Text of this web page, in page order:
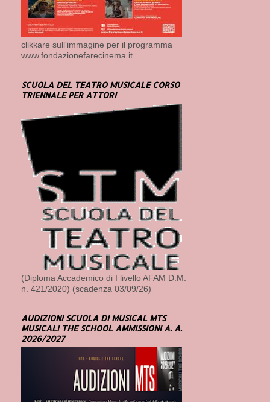
clikkare sull'immagine per il programma
www.fondazionefarecinema.it
SCUOLA DEL TEATRO MUSICALE CORSO
TRIENNALE PER ATTORI
(Diploma Accademico di I livello AFAM D.M.
n. 421/2020) (scadenza 03/09/26)
AUDIZIONI SCUOLA DI MUSICAL MTS
MUSICAL! THE SCHOOL AMMISSIONI A. A.
2026/2027